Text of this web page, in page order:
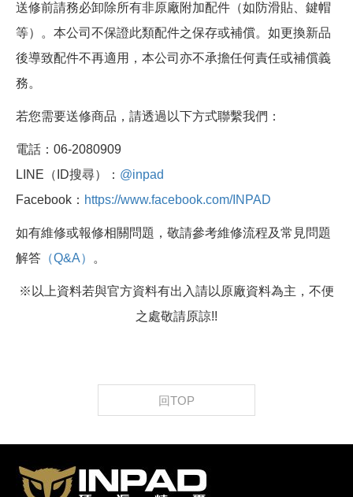
送修前請務必卸除所有非原廠附加配件（如防滑貼、鍵帽
等）。本公司不保證此類配件之保存或補償。如更換新品
後導致配件不再適用，本公司亦不承擔任何責任或補償義
務。
若您需要送修商品，請透過以下方式聯繫我們：
電話：06-2080909
LINE（ID搜尋）： @inpad
Facebook： https://www.facebook.com/INPAD
如有維修或報修相關問題，敬請參考維修流程及常見問題
解答 （Q&A） 。
※以上資料若與官方資料有出入請以原廠資料為主，不便
之處敬請原諒!!
回TOP